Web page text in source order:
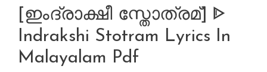
[ഇംദ്രാക്ഷീ സ്തോത്രമ്] ᐈ
Indrakshi Stotram Lyrics In
Malayalam Pdf